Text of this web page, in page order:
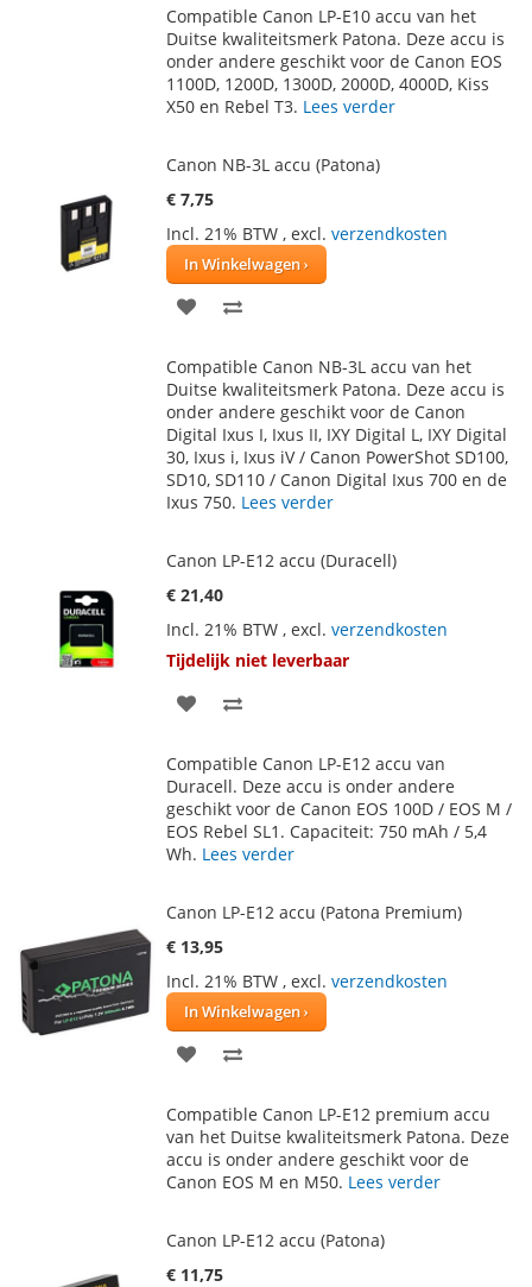
AAN
VERLANGLIJST
TE
VERGELIJKEN
Compatible Canon LP-E10 accu van het
Duitse kwaliteitsmerk Patona. Deze accu is
onder andere geschikt voor de Canon EOS
1100D, 1200D, 1300D, 2000D, 4000D, Kiss
X50 en Rebel T3. Lees verder
Canon NB-3L accu (Patona)
€ 7,75
Incl. 21% BTW , excl. verzendkosten
In Winkelwagen
VOEG
AAN
VERLANGLIJST
TE
VERGELIJKEN
Compatible Canon NB-3L accu van het
Duitse kwaliteitsmerk Patona. Deze accu is
onder andere geschikt voor de Canon
Digital Ixus I, Ixus II, IXY Digital L, IXY Digital
30, Ixus i, Ixus iV / Canon PowerShot SD100,
SD10, SD110 / Canon Digital Ixus 700 en de
Ixus 750. Lees verder
Canon LP-E12 accu (Duracell)
€ 21,40
Incl. 21% BTW , excl. verzendkosten
Tijdelijk niet leverbaar
VOEG
AAN
VERLANGLIJST
TE
VERGELIJKEN
Compatible Canon LP-E12 accu van
Duracell. Deze accu is onder andere
geschikt voor de Canon EOS 100D / EOS M /
EOS Rebel SL1. Capaciteit: 750 mAh / 5,4
Wh. Lees verder
Canon LP-E12 accu (Patona Premium)
€ 13,95
Incl. 21% BTW , excl. verzendkosten
In Winkelwagen
VOEG
AAN
VERLANGLIJST
TE
VERGELIJKEN
Compatible Canon LP-E12 premium accu
van het Duitse kwaliteitsmerk Patona. Deze
accu is onder andere geschikt voor de
Canon EOS M en M50. Lees verder
Canon LP-E12 accu (Patona)
€ 11,75